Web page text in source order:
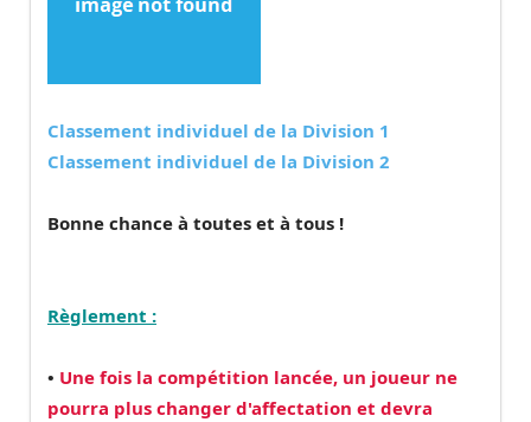
Classement individuel de la Division 1
Classement individuel de la Division 2
Bonne chance à toutes et à tous !
Règlement :
• Une fois la compétition lancée, un joueur ne
pourra plus changer d'affectation et devra